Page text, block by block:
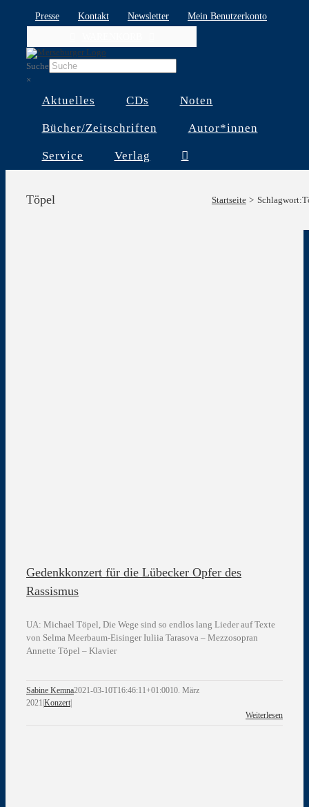
Presse Kontakt Newsletter
Mein Benutzerkonto
Suche
×
Aktuelles CDs Noten
Bücher/Zeitschriften Autor*innen
Service Verlag
Töpel Startseite Schlagwort:
Gedenkkonzert für die Lübecker Opfer des
Rassismus
UA: Michael Töpel, Die Wege sind so endlos lang Lieder auf Texte
von Selma Meerbaum-Eisinger Iuliia Tarasova – Mezzosopran
Annette Töpel – Klavier
Sabine Kemna2021-03-10T16:46:11+01:0010. März
2021 Konzert
Weiterlesen